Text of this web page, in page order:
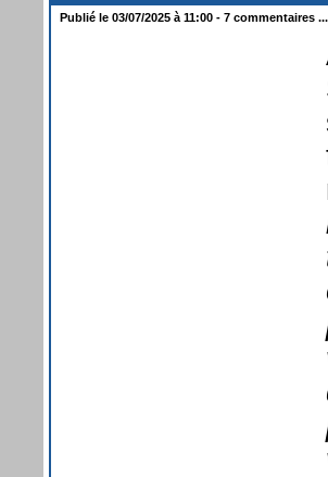
Publié le 03/07/2025 à 11:00 - 7 commentaires ...